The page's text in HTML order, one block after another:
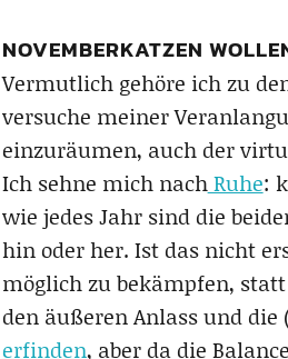
NOVEMBERKATZEN
Vermutlich gehöre ich zu
versuche meiner
einzuräumen, auch der
Ich sehne mich nachRuhe:
wie jedes Jahr sind die
hin oder her. Ist das nicht
möglich zu bekämpfen,
den äußeren Anlass und
erfinden, aber da die